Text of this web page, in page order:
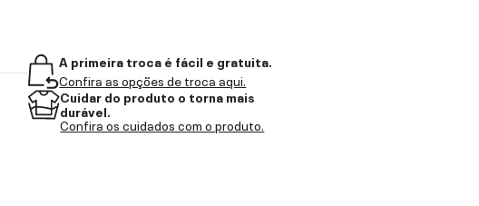
A primeira troca é fácil e gratuita.
Confira as opções de troca aqui.
Cuidar do produto o torna mais
durável.
Confira os cuidados com o produto.